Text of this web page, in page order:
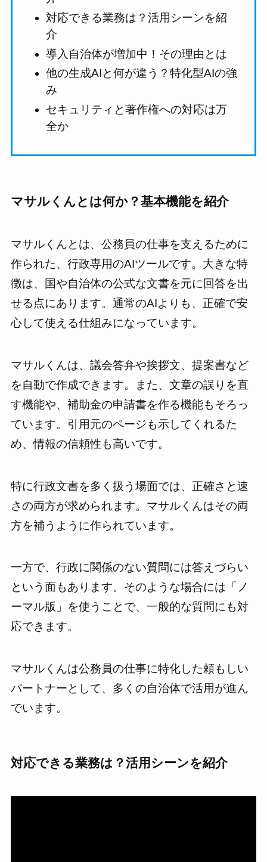
対応できる業務は？活用シーンを紹
介
導入自治体が増加中！その理由とは
他の生成AIと何が違う？特化型AIの強
み
セキュリティと著作権への対応は万
全か
マサルくんとは何か？基本機能を紹介
マサルくんとは、公務員の仕事を支えるために
作られた、行政専用のAIツールです。大きな特
徴は、国や自治体の公式な文書を元に回答を出
せる点にあります。通常のAIよりも、正確で安
心して使える仕組みになっています。
マサルくんは、議会答弁や挨拶文、提案書など
を自動で作成できます。また、文章の誤りを直
す機能や、補助金の申請書を作る機能もそろっ
ています。引用元のページも示してくれるた
め、情報の信頼性も高いです。
特に行政文書を多く扱う場面では、正確さと速
さの両方が求められます。マサルくんはその両
方を補うように作られています。
一方で、行政に関係のない質問には答えづらい
という面もあります。そのような場合には「ノ
ーマル版」を使うことで、一般的な質問にも対
応できます。
マサルくんは公務員の仕事に特化した頼もしい
パートナーとして、多くの自治体で活用が進ん
でいます。
対応できる業務は？活用シーンを紹介